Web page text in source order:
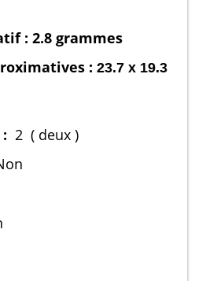
: 2.8 grammes
: 23.7 x 19.3
2 ( deux )